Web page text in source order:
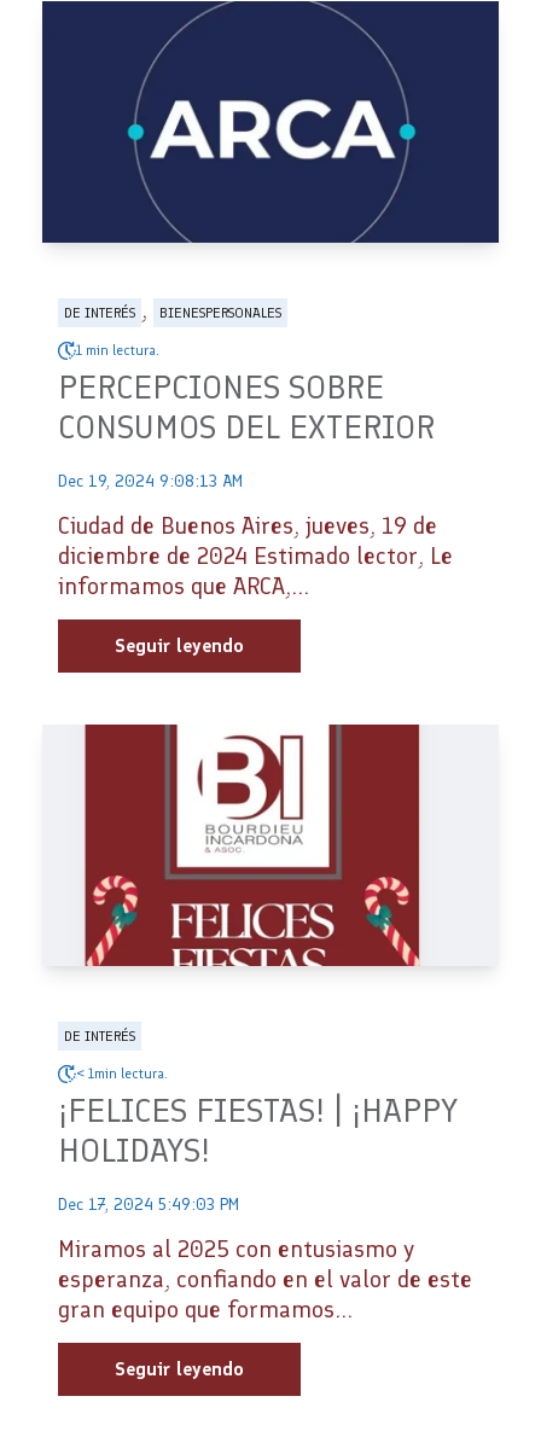
DE INTERÉS , BIENESPERSONALES
1 min lectura.
PERCEPCIONES SOBRE
CONSUMOS DEL EXTERIOR
Dec 19, 2024 9:08:13 AM
Ciudad de Buenos Aires, jueves, 19 de
diciembre de 2024 Estimado lector, Le
informamos que ARCA,...
Seguir leyendo
DE INTERÉS
< 1min lectura.
¡FELICES FIESTAS! | ¡HAPPY
HOLIDAYS!
Dec 17, 2024 5:49:03 PM
Miramos al 2025 con entusiasmo y
esperanza, confiando en el valor de este
gran equipo que formamos...
Seguir leyendo